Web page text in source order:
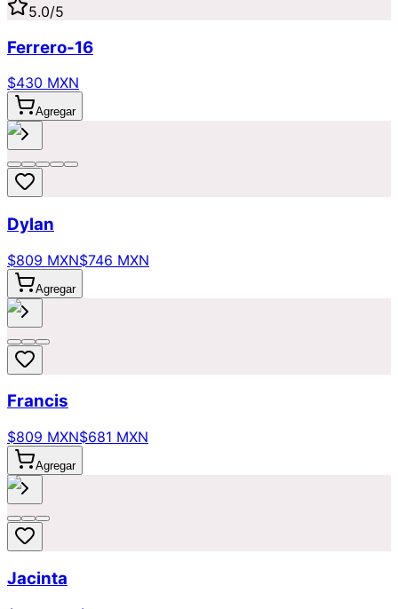
5.0/5
Ferrero-16
$430 MXN
Agregar
Dylan
$809 MXN$746 MXN
Agregar
Francis
$809 MXN$681 MXN
Agregar
Jacinta